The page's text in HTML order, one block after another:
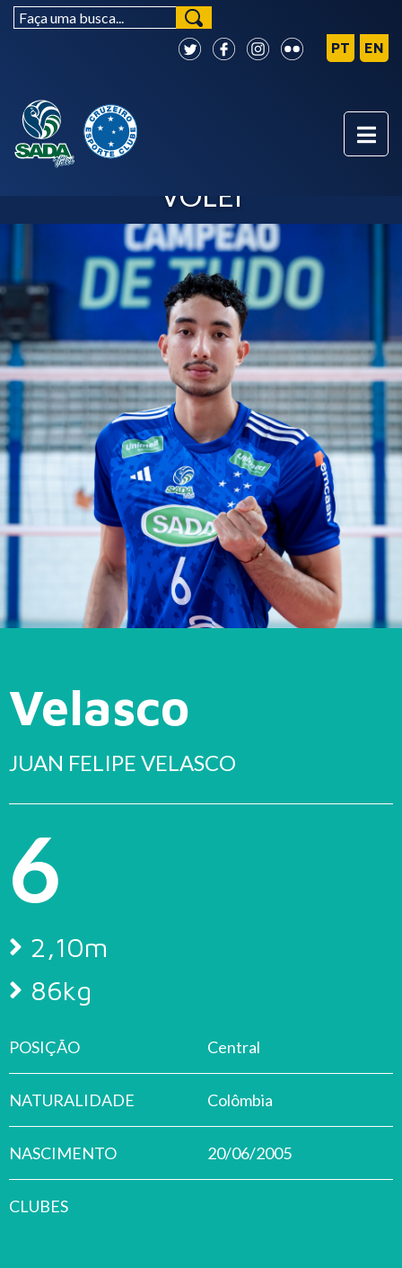
VELASCO - SADA CRUZEIRO
VÔLEI
Velasco
JUAN FELIPE VELASCO
6
2,10m
86kg
POSIÇÃO Central
NATURALIDADE Colômbia
NASCIMENTO 20/06/2005
CLUBES